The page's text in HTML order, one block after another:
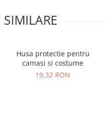
SIMILARE
Husa protectie pentru
camasi si costume
19,32 RON